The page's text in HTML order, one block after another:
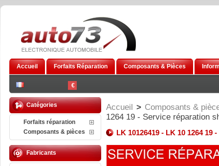
€
Accueil Forfaits Réparation Composants & Pièces
Catégories
Forfaits réparation
Composants & pièces
Fabricants
Accueil > Composants &
1264 19 - Service réparation
LK 10126419 - LK 10 1264